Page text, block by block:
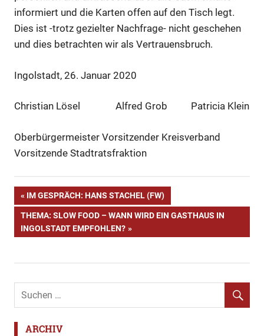
informiert und die Karten offen auf den Tisch legt.
Dies ist -trotz gezielter Nachfrage- nicht geschehen
und dies betrachten wir als Vertrauensbruch.
Ingolstadt, 26. Januar 2020
Christian Lösel Alfred Grob Patricia Klein
Oberbürgermeister Vorsitzender Kreisverband
Vorsitzende Stadtratsfraktion
Kommunalwahl
Korruption
Makler
Oberbürgermeister
Beitragsnavigation
VORHERIGER
BEITRAG:
IM GESPRÄCH: HANS STACHEL (FW)
NÄCHSTER
BEITRAG:
THEMA: SLOW FOOD – WANN WIRD EIN GASTHAUS IN
INGOLSTADT EMPFOHLEN?
ARCHIV